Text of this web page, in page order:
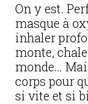
On y est.
masque à
inhaler
monte,
monde…
corps pour
si vite et si